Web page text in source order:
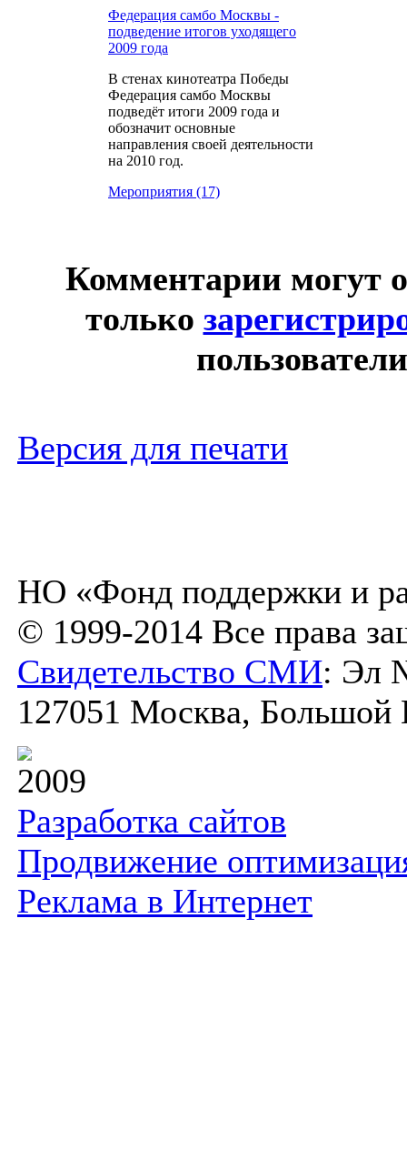
Федерация самбо Москвы -
подведение итогов уходящего
2009 года
В стенах кинотеатра Победы
Федерация самбо Москвы
подведёт итоги 2009 года и
обозначит основные
направления своей деятельности
на 2010 год.
Мероприятия (17)
Комментарии могут
только
Версия для печати
НО «Фонд поддержки и
© 1999-2014 Все права
Свидетельство СМИ: Эл
127051 Москва, Большой
2009
Разработка сайтов
Продвижение
Реклама в Интернет